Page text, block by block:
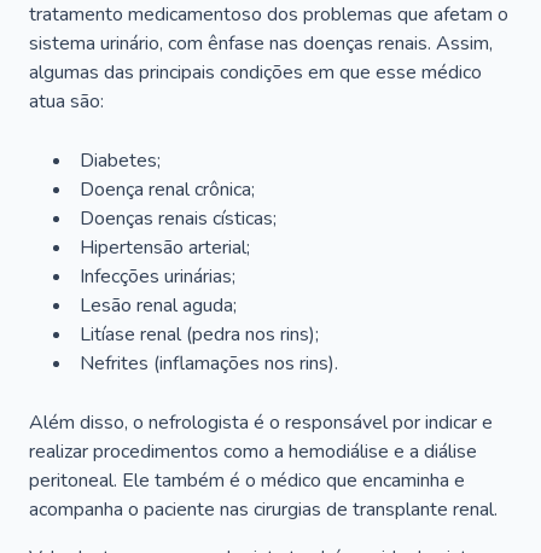
tratamento medicamentoso dos problemas que afetam o
sistema urinário, com ênfase nas doenças renais. Assim,
algumas das principais condições em que esse médico
atua são:
Diabetes;
Doença renal crônica;
Doenças renais císticas;
Hipertensão arterial;
Infecções urinárias;
Lesão renal aguda;
Litíase renal (pedra nos rins);
Nefrites (inflamações nos rins).
Além disso, o nefrologista é o responsável por indicar e
realizar procedimentos como a hemodiálise e a diálise
peritoneal. Ele também é o médico que encaminha e
acompanha o paciente nas cirurgias de transplante renal.